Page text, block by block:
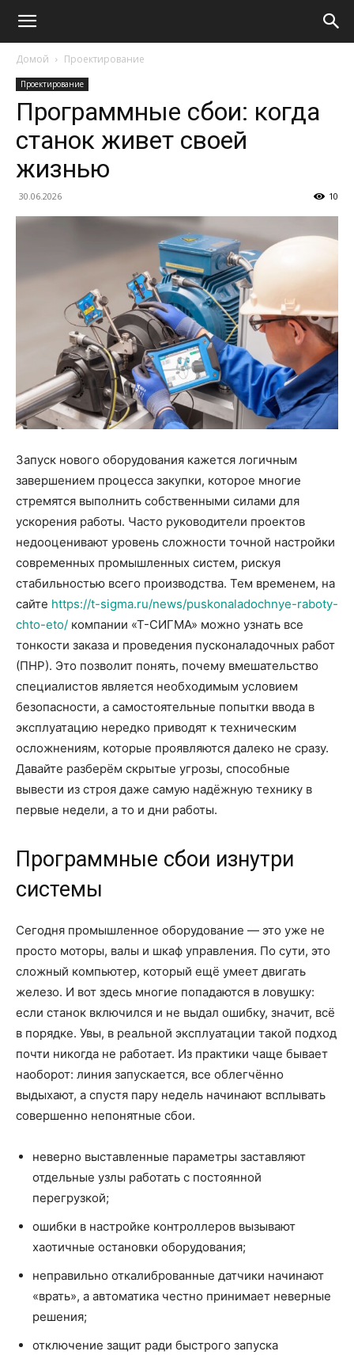
Домой Проектирование
Проектирование
Программные сбои: когда
станок живет своей
жизнью
30.06.2026 10
Запуск нового оборудования кажется логичным
завершением процесса закупки, которое многие
стремятся выполнить собственными силами для
ускорения работы. Часто руководители проектов
недооценивают уровень сложности точной настройки
современных промышленных систем, рискуя
стабильностью всего производства. Тем временем, на
сайте https://t-sigma.ru/news/puskonaladochnye-raboty-
chto-eto/ компании «Т-СИГМА» можно узнать все
тонкости заказа и проведения пусконаладочных работ
(ПНР). Это позволит понять, почему вмешательство
специалистов является необходимым условием
безопасности, а самостоятельные попытки ввода в
эксплуатацию нередко приводят к техническим
осложнениям, которые проявляются далеко не сразу.
Давайте разберём скрытые угрозы, способные
вывести из строя даже самую надёжную технику в
первые недели, а то и дни работы.
Программные сбои изнутри
системы
Сегодня промышленное оборудование — это уже не
просто моторы, валы и шкаф управления. По сути, это
сложный компьютер, который ещё умеет двигать
железо. И вот здесь многие попадаются в ловушку:
если станок включился и не выдал ошибку, значит, всё
в порядке. Увы, в реальной эксплуатации такой подход
почти никогда не работает. Из практики чаще бывает
наоборот: линия запускается, все облегчённо
выдыхают, а спустя пару недель начинают всплывать
совершенно непонятные сбои.
неверно выставленные параметры заставляют
отдельные узлы работать с постоянной
перегрузкой;
ошибки в настройке контроллеров вызывают
хаотичные остановки оборудования;
неправильно откалиброванные датчики начинают
«врать», а автоматика честно принимает неверные
решения;
отключение защит ради быстрого запуска